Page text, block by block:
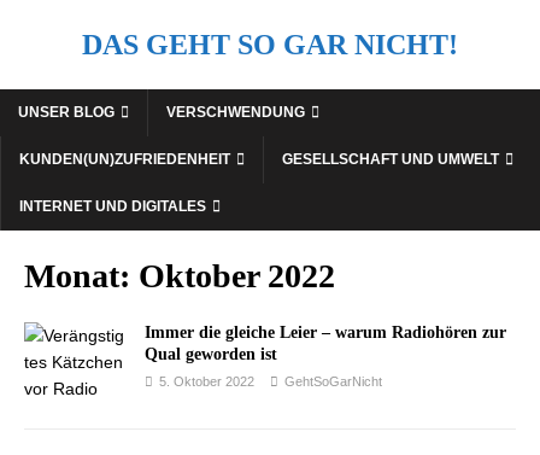
DAS GEHT SO GAR NICHT!
UNSER BLOG VERSCHWENDUNG
KUNDEN(UN)ZUFRIEDENHEIT GESELLSCHAFT UND UMWELT
INTERNET UND DIGITALES
Monat: Oktober 2022
Immer die gleiche Leier – warum Radiohören zur
Qual geworden ist
5. Oktober 2022 GehtSoGarNicht